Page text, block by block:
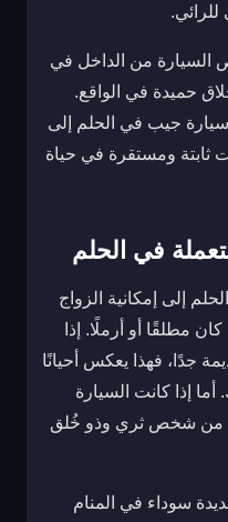
للرائي.
من الداخل في
حميدة في الواقع.
جيب في الحلم إلى
ثابتة ومستقرة في حياة
في الحلم
إلى إمكانية الزواج
مطلقًا أو أرملًا. إذا
جدًا، فهذا يعكس أحيانًا
أما إذا كانت السيارة
من شخص ثري وذو خُلق
سوداء في المنام